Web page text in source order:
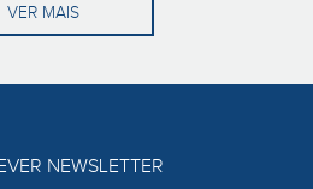
VER MAIS
NEWSLETTER